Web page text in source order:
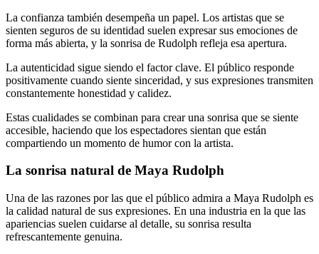
La confianza también desempeña un papel. Los artistas que se
sienten seguros de su identidad suelen expresar sus emociones de
forma más abierta, y la sonrisa de Rudolph refleja esa apertura.
La autenticidad sigue siendo el factor clave. El público responde
positivamente cuando siente sinceridad, y sus expresiones transmiten
constantemente honestidad y calidez.
Estas cualidades se combinan para crear una sonrisa que se siente
accesible, haciendo que los espectadores sientan que están
compartiendo un momento de humor con la artista.
La sonrisa natural de Maya Rudolph
Una de las razones por las que el público admira a Maya Rudolph es
la calidad natural de sus expresiones. En una industria en la que las
apariencias suelen cuidarse al detalle, su sonrisa resulta
refrescantemente genuina.